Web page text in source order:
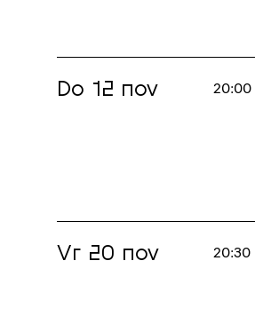
Do 12 nov 20:00
Vr 20 nov 20:30